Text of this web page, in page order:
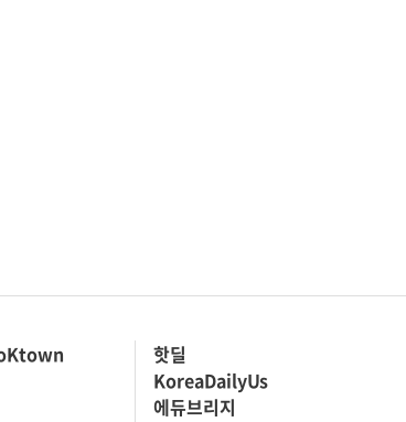
핫딜